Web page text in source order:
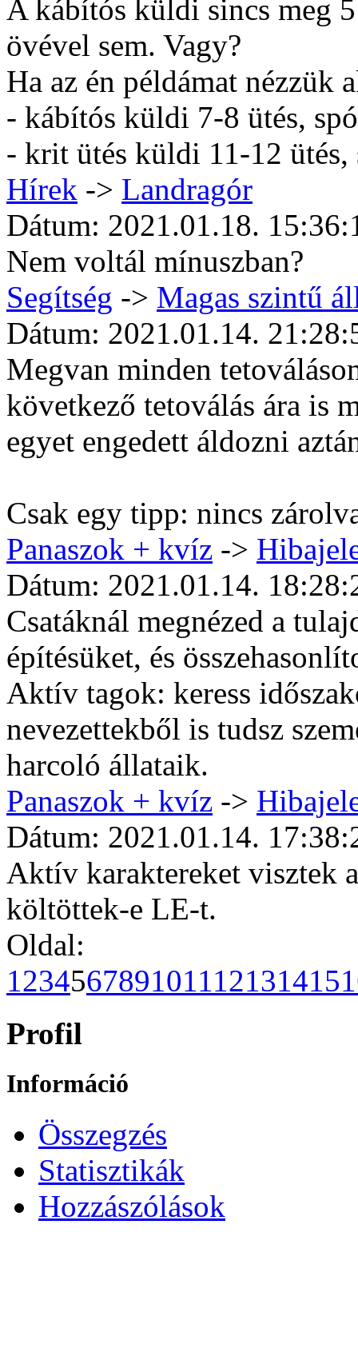
A kábítós küldi sincs meg
övével sem. Vagy?
Ha az én példámat nézzük
- kábítós küldi 7-8 ütés,
- krit ütés küldi 11-12
Hí­rek -> Landragór
Dátum: 2021.01.18.
Nem voltál mínuszban?
Segítség -> Magas szintű
Dátum: 2021.01.14.
Megvan minden
következő tetoválás ára is
egyet engedett áldozni
Csak egy tipp: nincs
Panaszok + kvíz ->
Dátum: 2021.01.14.
Csatáknál megnézed a
építésüket, és
Aktív tagok: keress
nevezettekből is tudsz
harcoló állataik.
Panaszok + kvíz ->
Dátum: 2021.01.14.
Aktív karaktereket visztek
költöttek-e LE-t.
Oldal:
123456789101112131415
Profil
Információ
Összegzés
Statisztikák
Hozzászólások